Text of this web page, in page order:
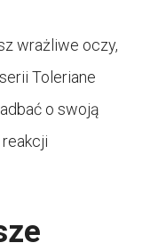
wrażliwe oczy,
Toleriane
o swoją